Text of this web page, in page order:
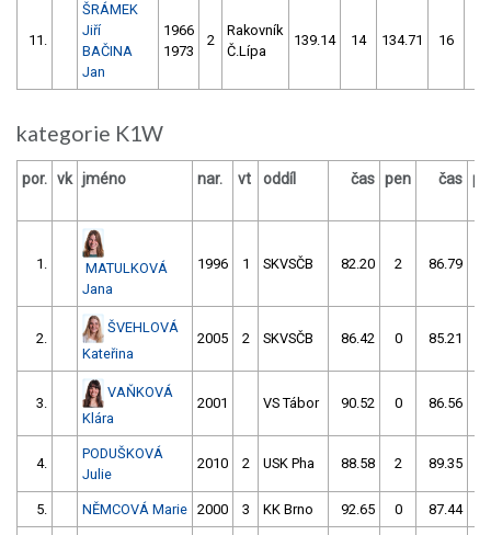
11.
ŠRÁMEK
Jiří
BAČINA
Jan
1966
1973
2
Rakovník
Č.Lípa
139.14 14 134.71 16
kategorie K1W
por. vk jméno nar. vt oddíl čas pen čas
1.
MATULKOVÁ
Jana
1996 1 SKVSČB 82.20 2 86.79
2.
ŠVEHLOVÁ
Kateřina
2005 2 SKVSČB 86.42 0 85.21
3.
VAŇKOVÁ
Klára
2001 VS Tábor 90.52 0 86.56
4.
PODUŠKOVÁ
Julie
2010 2 USK Pha 88.58 2 89.35
5. NĚMCOVÁ Marie 2000 3 KK Brno 92.65 0 87.44